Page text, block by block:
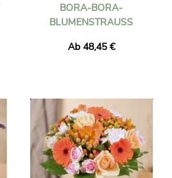
BORA-BORA-
BLUMENSTRAUSS
Ab 48,45 €